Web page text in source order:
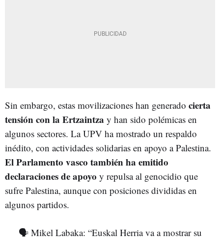
Sin embargo, estas movilizaciones han generado cierta
tensión con la Ertzaintza y han sido polémicas en
algunos sectores. La UPV ha mostrado un respaldo
inédito, con actividades solidarias en apoyo a Palestina.
El Parlamento vasco también ha emitido
declaraciones de apoyo y repulsa al genocidio que
sufre Palestina, aunque con posiciones divididas en
algunos partidos.
🗣️ Mikel Labaka: “Euskal Herria va a mostrar su